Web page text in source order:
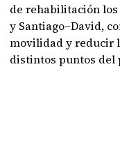
de rehabilitación
y Santiago–David,
movilidad y reducir
distintos puntos del